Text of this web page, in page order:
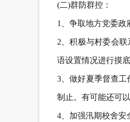
(二)群防群控：
1、争取地方党委政
2、积极与村委会
语设置情况进行摸
3、做好夏季督查
制止。有可能还可
4、加强汛期校舍安